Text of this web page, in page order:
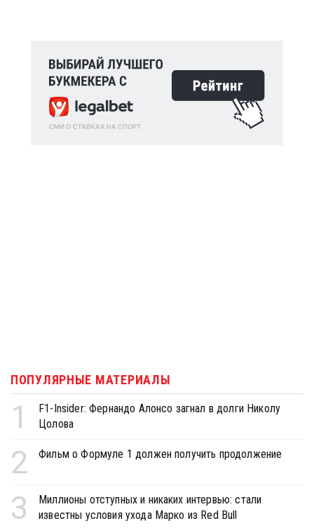
ПОПУЛЯРНЫЕ МАТЕРИАЛЫ
1
F1-Insider: Фернандо Алонсо загнал в долги Николу
Цолова
2 Фильм о Формуле 1 должен получить продолжение
3
Миллионы отступных и никаких интервью: стали
известны условия ухода Марко из Red Bull